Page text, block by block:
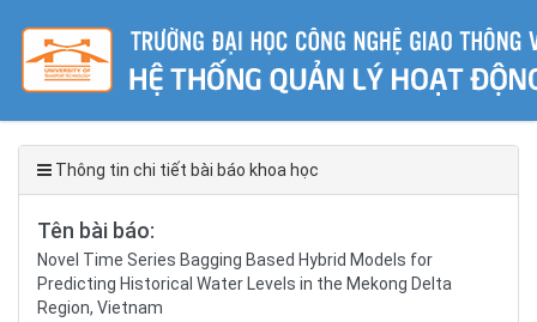
Thông tin chi tiết bài báo khoa học
Tên bài báo:
Novel Time Series Bagging Based Hybrid Models for
Predicting Historical Water Levels in the Mekong Delta
Region, Vietnam